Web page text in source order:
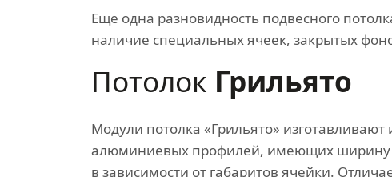
Еще одна разновидность подвесного
наличие специальных ячеек, закрытых
Потолок Грильято
Модули потолка «Грильято»
алюминиевых профилей, имеющих ширину
в зависимости от габаритов ячейки.